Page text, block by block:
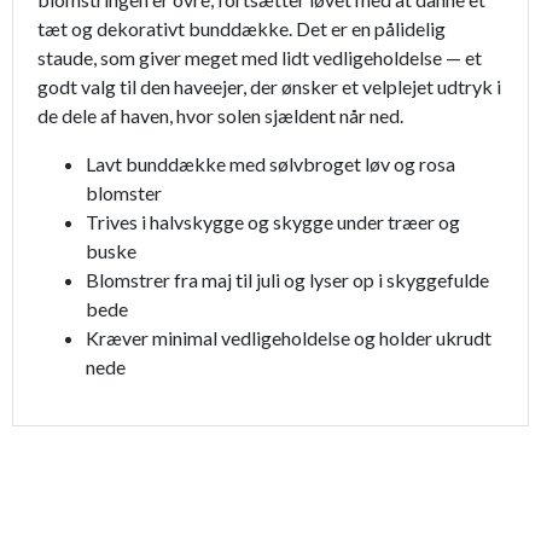
tæt og dekorativt bunddække. Det er en pålidelig
staude, som giver meget med lidt vedligeholdelse — et
godt valg til den haveejer, der ønsker et velplejet udtryk i
de dele af haven, hvor solen sjældent når ned.
Lavt bunddække med sølvbroget løv og rosa
blomster
Trives i halvskygge og skygge under træer og
buske
Blomstrer fra maj til juli og lyser op i skyggefulde
bede
Kræver minimal vedligeholdelse og holder ukrudt
nede